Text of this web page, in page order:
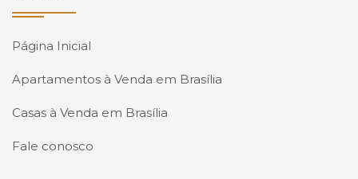
Página Inicial
Apartamentos à Venda em Brasília
Casas à Venda em Brasília
Fale conosco